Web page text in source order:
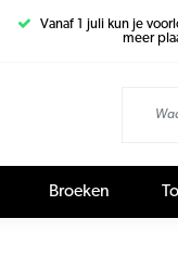
Vanaf 1 juli kun je
meer
Broeken